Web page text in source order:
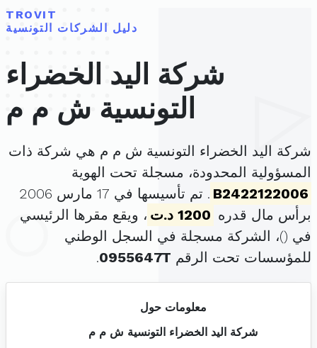
TROVIT
دليل الشركات التونسية
شركة اليد الخضراء
التونسية ش م م
شركة اليد الخضراء التونسية ش م م هي شركة ذات
المسؤولية المحدودة، مسجلة تحت الهوية
B2422122006
. تم تأسيسها في 17 مارس 2006
برأس مال قدره 1200 د.ت
، ويقع مقرها الرئيسي
في ()، الشركة مسجلة في السجل الوطني
للمؤسسات تحت الرقم 0955647T
.
معلومات حول
شركة اليد الخضراء التونسية ش م م